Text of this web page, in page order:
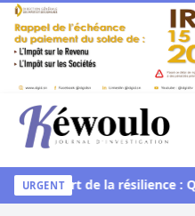
Aller au contenu
Kéwoulo, le premier site
URGENT
L’art de la résilience :